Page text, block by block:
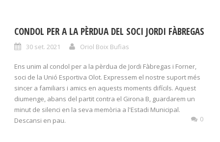
CONDOL PER A LA PÈRDUA DEL SOCI JORDI FÀBREGAS
30 set. 2021 Oriol Boix Bufias
Ens unim al condol per a la pèrdua de Jordi Fàbregas i Forner,
soci de la Unió Esportiva Olot. Expressem el nostre suport més
sincer a familiars i amics en aquests moments difícils. Aquest
diumenge, abans del partit contra el Girona B, guardarem un
minut de silenci en la seva memòria a l'Estadi Municipal.
Descansi en pau.
0